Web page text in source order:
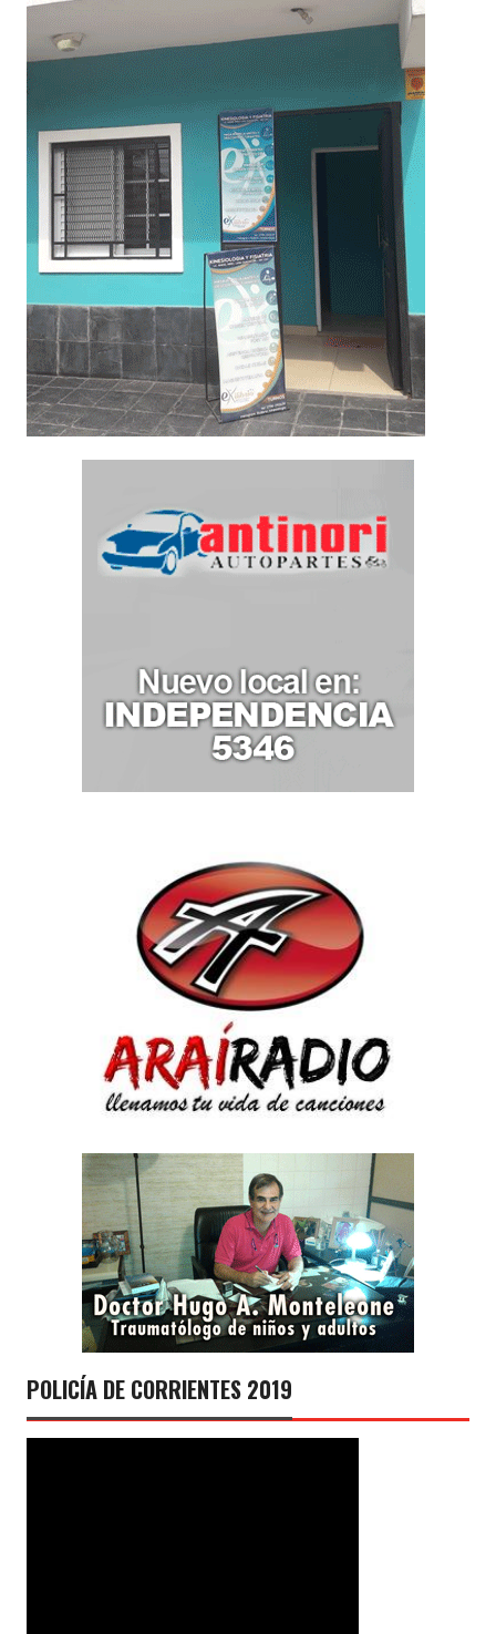
POLICÍA DE CORRIENTES 2019